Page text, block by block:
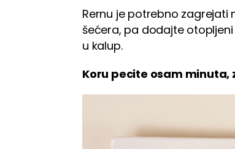
Rernu je potrebno zagrejati
šećera, pa dodajte
u kalup.
Koru pecite osam